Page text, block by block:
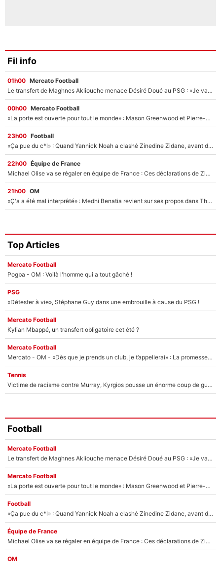
Fil info
01h00 Mercato Football
Le transfert de Maghnes Akliouche menace Désiré Doué au PSG : «Je valide à 200%»
00h00 Mercato Football
«La porte est ouverte pour tout le monde» : Mason Greenwood et Pierre-Emerick Aubameyang ont quitté l'OM, Amine Gouiri balance sur la suite du mercato et sur la réaction du vestiaire !
23h00 Football
«Ça pue du c*l» : Quand Yannick Noah a clashé Zinedine Zidane, avant de se faire recadrer par le nouveau sélectionneur de l'équipe de France !
22h00 Équipe de France
Michael Olise va se régaler en équipe de France : Ces déclarations de Zinedine Zidane qui prouvent qu'il va tout miser sur la star du Bayern Munich !
21h00 OM
«Ç'a a été mal interprêté» : Medhi Benatia revient sur ses propos dans The Bridge et précise ses conditions pour rejoindre le PSG !
Top Articles
Mercato Football
Pogba - OM : Voilà l'homme qui a tout gâché !
PSG
«Détester à vie», Stéphane Guy dans une embrouille à cause du PSG !
Mercato Football
Kylian Mbappé, un transfert obligatoire cet été ?
Mercato Football
Mercato - OM - «Dès que je prends un club, je t’appellerai» : La promesse de Marcelino au moment de claquer la porte
Tennis
Victime de racisme contre Murray, Kyrgios pousse un énorme coup de gueule !
Football
Mercato Football
Le transfert de Maghnes Akliouche menace Désiré Doué au PSG : «Je valide à 200%»
Mercato Football
«La porte est ouverte pour tout le monde» : Mason Greenwood et Pierre-Emerick Aubameyang ont quitté l'OM, Amine Gouiri balance sur la suite du mercato et sur la réaction du vestiaire !
Football
«Ça pue du c*l» : Quand Yannick Noah a clashé Zinedine Zidane, avant de se faire recadrer par le nouveau sélectionneur de l'équipe de France !
Équipe de France
Michael Olise va se régaler en équipe de France : Ces déclarations de Zinedine Zidane qui prouvent qu'il va tout miser sur la star du Bayern Munich !
OM